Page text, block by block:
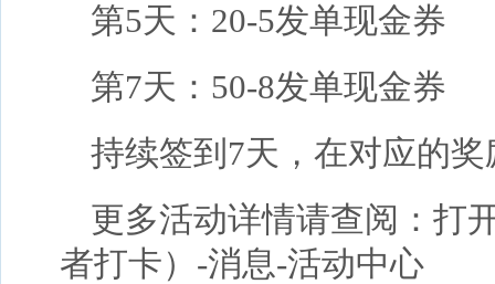
第5天：20-5发单现金券
第7天：50-8发单现金券
持续签到7天，在对应的
更多活动详情请查阅：打
者打卡）-消息-活动中心